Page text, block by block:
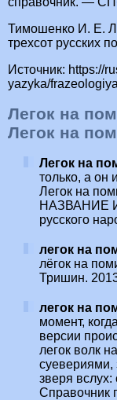
Тимошенко И. Е.
трехсот русских
Источник: https://
yazyka/
Легок на
Легок на
Легок на
только, а
Легок на
НАЗВАНИЕ
русского
легок на
лёгок на
Тришин.
легок на
момент,
версии
легок волк
зверя
Справочник